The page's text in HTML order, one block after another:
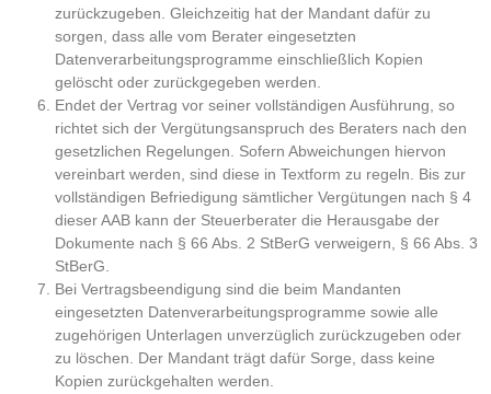
zurückzugeben. Gleichzeitig hat der Mandant dafür zu
sorgen, dass alle vom Berater eingesetzten
Datenverarbeitungsprogramme einschließlich Kopien
gelöscht oder zurückgegeben werden.
Endet der Vertrag vor seiner vollständigen Ausführung, so
richtet sich der Vergütungsanspruch des Beraters nach den
gesetzlichen Regelungen. Sofern Abweichungen hiervon
vereinbart werden, sind diese in Textform zu regeln. Bis zur
vollständigen Befriedigung sämtlicher Vergütungen nach § 4
dieser AAB kann der Steuerberater die Herausgabe der
Dokumente nach § 66 Abs. 2 StBerG verweigern, § 66 Abs. 3
StBerG.
Bei Vertragsbeendigung sind die beim Mandanten
eingesetzten Datenverarbeitungsprogramme sowie alle
zugehörigen Unterlagen unverzüglich zurückzugeben oder
zu löschen. Der Mandant trägt dafür Sorge, dass keine
Kopien zurückgehalten werden.